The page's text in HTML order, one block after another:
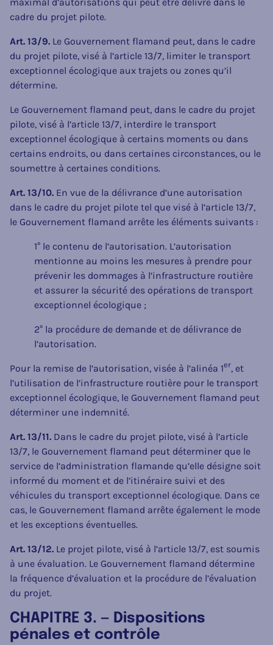
cadre du projet pilote.
Art. 13/9. Le Gouvernement flamand peut, dans le cadre
du projet pilote, visé à l’article 13/7, limiter le transport
exceptionnel écologique aux trajets ou zones qu’il
détermine.
Le Gouvernement flamand peut, dans le cadre du projet
pilote, visé à l’article 13/7, interdire le transport
exceptionnel écologique à certains moments ou dans
certains endroits, ou dans certaines circonstances, ou le
soumettre à certaines conditions.
Art. 13/10. En vue de la délivrance d’une autorisation
dans le cadre du projet pilote tel que visé à l’article 13/7,
le Gouvernement flamand arrête les éléments suivants :
1° le contenu de l’autorisation. L’autorisation
mentionne au moins les mesures à prendre pour
prévenir les dommages à l’infrastructure routière
et assurer la sécurité des opérations de transport
exceptionnel écologique ;
2° la procédure de demande et de délivrance de
l’autorisation.
Pour la remise de l’autorisation, visée à l’alinéa 1er, et
l’utilisation de l’infrastructure routière pour le transport
exceptionnel écologique, le Gouvernement flamand peut
déterminer une indemnité.
Art. 13/11. Dans le cadre du projet pilote, visé à l’article
13/7, le Gouvernement flamand peut déterminer que le
service de l’administration flamande qu’elle désigne soit
informé du moment et de l’itinéraire suivi et des
véhicules du transport exceptionnel écologique. Dans ce
cas, le Gouvernement flamand arrête également le mode
et les exceptions éventuelles.
Art. 13/12. Le projet pilote, visé à l’article 13/7, est soumis
à une évaluation. Le Gouvernement flamand détermine
la fréquence d’évaluation et la procédure de l’évaluation
du projet.
CHAPITRE 3. — Dispositions
pénales et contrôle